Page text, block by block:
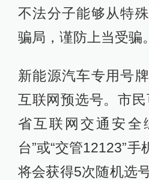
不法分子能够从特
骗局，谨防上当受骗。
新能源汽车专用号
互联网预选号。市
省互联网交通安全
台”或“交管12123”手
将会获得5次随机选